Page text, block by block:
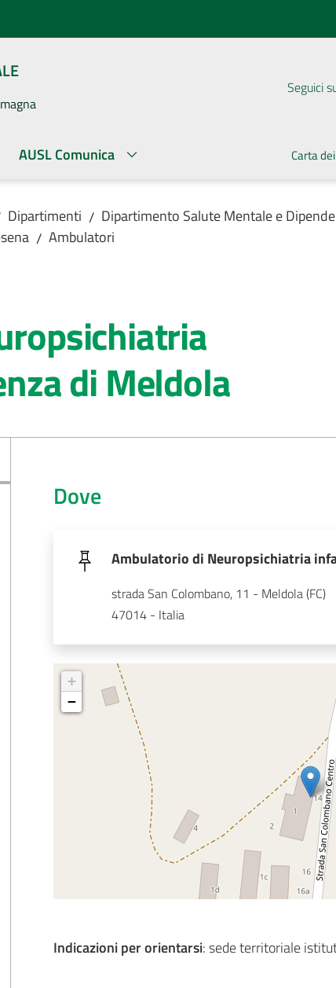
Seguici
AUSL Comunica Carta
Dipartimenti / Dipartimento Salute Mentale e
/ Ambulatori
di Meldola
Dove
Ambulatorio di Neuropsichiatria
strada San Colombano, 11 - Meldola (FC)
47014 - Italia
+
−
Indicazioni per orientarsi: sede territoriale